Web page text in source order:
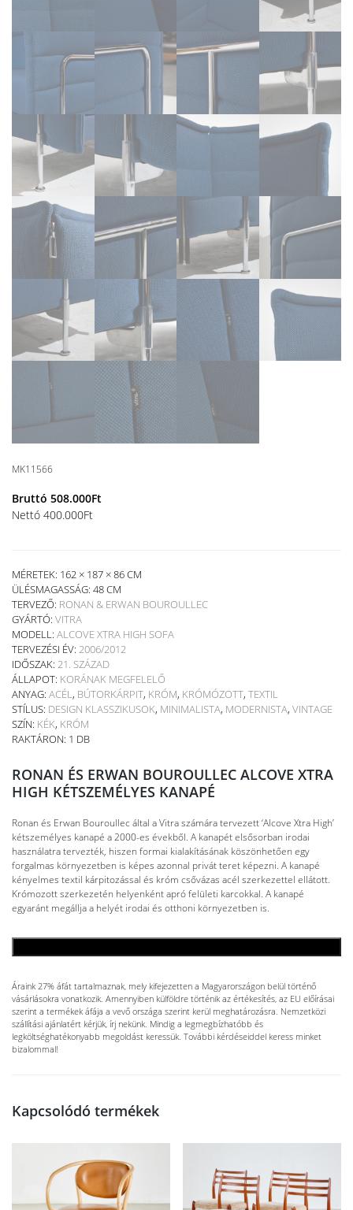
MK11566
Bruttó 508.000Ft
Nettó 400.000Ft
MÉRETEK: 162 × 187 × 86 CM
ÜLÉSMAGASSÁG: 48 CM
TERVEZŐ: RONAN & ERWAN BOUROULLEC
GYÁRTÓ: VITRA
MODELL: ALCOVE XTRA HIGH SOFA
TERVEZÉSI ÉV: 2006/2012
IDŐSZAK: 21. SZÁZAD
ÁLLAPOT: KORÁNAK MEGFELELŐ
ANYAG: ACÉL, BÚTORKÁRPIT, KRÓM, KRÓMÓZOTT, TEXTIL
STÍLUS: DESIGN KLASSZIKUSOK, MINIMALISTA, MODERNISTA, VINTAGE
SZÍN: KÉK, KRÓM
RAKTÁRON: 1 DB
RONAN ÉS ERWAN BOUROULLEC ALCOVE XTRA
HIGH KÉTSZEMÉLYES KANAPÉ
Ronan és Erwan Bouroullec által a Vitra számára tervezett ‘Alcove Xtra High’
kétszemélyes kanapé a 2000-es évekből. A kanapét elsősorban irodai
használatra tervezték, hiszen formai kialakításának köszönhetően egy
forgalmas környezetben is képes azonnal privát teret képezni. A kanapé
kényelmes textil kárpitozással és króm csővázas acél szerkezettel ellátott.
Krómozott szerkezetén helyenként apró felületi karcokkal. A kanapé
egyaránt megállja a helyét irodai és otthoni környezetben is.
Áraink 27% áfát tartalmaznak, mely kifejezetten a Magyarországon belül történő
vásárlásokra vonatkozik. Amennyiben külföldre történik az értékesítés, az EU előírásai
szerint a termékek áfája a vevő országa szerint kerül meghatározásra. Nemzetközi
szállítási ajánlatért kérjük, írj nekünk. Mindig a legmegbízhatóbb és
legköltséghatékonyabb megoldást keressük. További kérdéseiddel keress minket
bizalommal!
Kapcsolódó termékek